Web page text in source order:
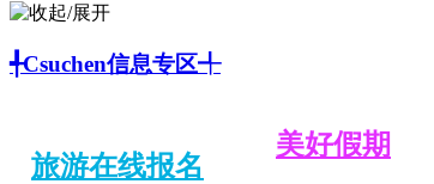
╃Csuchen信息专区╃
旅游在线报名
美好假期